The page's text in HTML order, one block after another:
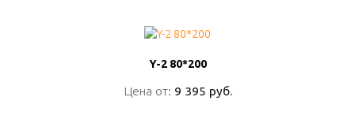
Y-2 80*200
Цена от: 9 395 руб.
Y-2 80*200
Цена от: 9 395 руб.